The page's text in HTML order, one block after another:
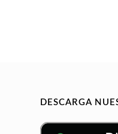
DESCARGA